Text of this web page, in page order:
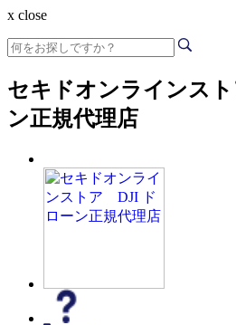
x close
セキドオンラインス
ン正規代理店